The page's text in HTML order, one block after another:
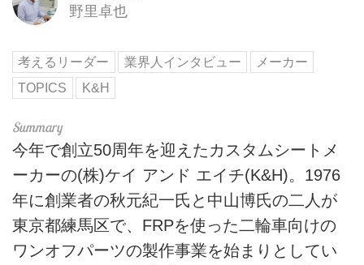
野里卓也
考えるリーダー 業界人インタビュー
メーカー
TOPICS
K&H
今年で創立50周年を迎えたカスタムシートメ
ーカーの(株)ケイ アンド エイチ(K&H)。1976
年に創業者の秋元紀一氏と中山博氏の二人が
東京都練馬区で、FRPを使った二輪車向けの
ワンオフパーツの製作事業を始まりとしてい